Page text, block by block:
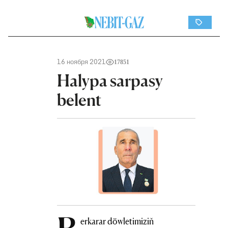
16 ноября 2021 17851
Halypa sarpasy
belent
erkarar döwletimiziň